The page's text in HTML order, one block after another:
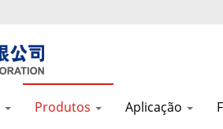
Produtos Aplicação